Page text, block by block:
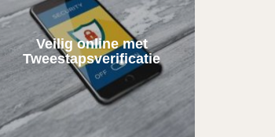
Veilig online met
Tweestapsverificatie